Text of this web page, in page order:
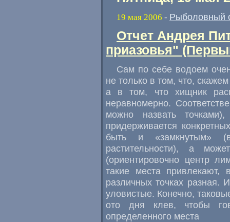
19 мая 2006 - Рыболовный
Отчет Андрея
приазовья"
Сам по себе водоем
не только в том, что,
а в том, что хищник
неравномерно.
можно назвать
придерживается
быть и «замкнутым»
растительности), а
(ориентировочно центр
такие места привлекают,
различных точках разная.
уловистые. Конечно,
ото дня клев, чтобы
определенного места